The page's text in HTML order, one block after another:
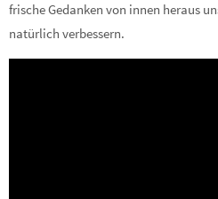
frische Gedanken von innen heraus
natürlich verbessern.